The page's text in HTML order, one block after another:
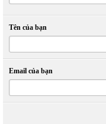
Tên của bạn
Email của bạn